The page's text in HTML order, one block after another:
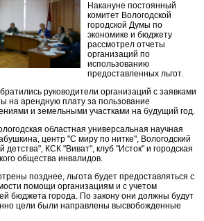
Накануне постоянный
комитет Вологодской
городской Думы по
экономике и бюджету
рассмотрел отчеты
организаций по
использованию
предоставленных льгот.
руководители организаций с заявками
на арендную плату за пользование
и земельными участками на будущий год.
областная универсальная научная
центр "С миру по нитке", Вологодский
КСК "Виват", клуб "Исток" и городская
общества инвалидов.
позднее, льгота будет предоставляться с
помощи организациям и с учетом
бюджета города. По закону они должны будут
цели были направлены высвобожденные